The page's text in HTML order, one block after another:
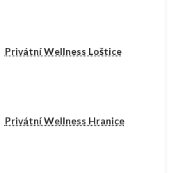
Privátní Wellness Loštice
Privátní Wellness Hranice